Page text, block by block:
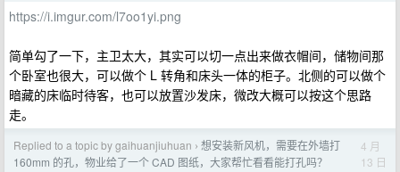
https://i.imgur.com/l7oo1yi.png
简单勾了一下，主卫太大，其实可以切一点出来做衣帽间，储物间那
个卧室也很大，可以做个 L 转角和床头一体的柜子。北侧的可以做个
暗藏的床临时待客，也可以放置沙发床，微改大概可以按这个思路
走。
Replied to a topic by gaihuanjiuhuan › 想安装新风机，需要在外墙打
160mm 的孔，物业给了一个 CAD 图纸，大家帮忙看看能打孔吗？
4 月
13 日